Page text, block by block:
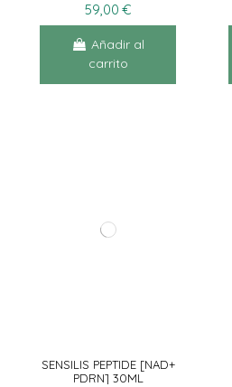
59,00 €
Añadir al
carrito
SENSILIS PEPTIDE [NAD+
PDRN] 30ML